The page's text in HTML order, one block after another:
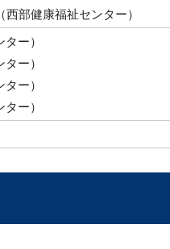
部健康福祉センター）
ー）
ー）
ー）
ー）